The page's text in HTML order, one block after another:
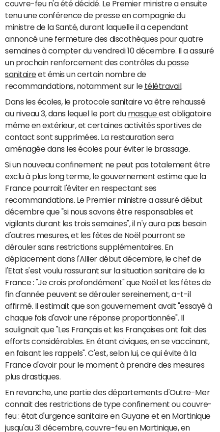
couvre-feu n'a été décidé. Le Premier ministre a ensuite
tenu une conférence de presse en compagnie du
ministre de la Santé, durant laquelle il a cependant
annoncé une fermeture des discothèques pour quatre
semaines à compter du vendredi 10 décembre. Il a assuré
un prochain renforcement des contrôles du passe
sanitaireet émis un certain nombre de
recommandations, notamment sur le télétravail
Dans les écoles, le protocole sanitaire va être rehaussé
au niveau 3, dans lequel le port du masqueest obligatoire
même en extérieur, et certaines activités sportives de
contact sont supprimées. La restauration sera
aménagée dans les écoles pour éviter le brassage.
Si un nouveau confinement ne peut pas totalement être
exclu à plus long terme, le gouvernement estime que la
France pourrait l'éviter en respectant ses
recommandations. Le Premier ministre a assuré début
décembre que "si nous savons être responsables et
vigilants durant les trois semaines", il n'y aura pas besoin
d'autres mesures, et les fêtes de Noël pourront se
dérouler sans restrictions supplémentaires. En
déplacement dans l'Allier début décembre, le chef de
l'Etat s'est voulu rassurant sur la situation sanitaire de la
France : "Je crois profondément" que Noël et les fêtes de
fin d'année peuvent se dérouler sereinement, a-t-il
affirmé. Il estimait que son gouvernement avait "essayé à
chaque fois d'avoir une réponse proportionnée". Il
soulignait que "Les Français et les Françaises ont fait des
efforts considérables. En étant civiques, en se vaccinant,
en faisant les rappels". C'est, selon lui, ce qui évite à la
France d'avoir pour le moment à prendre des mesures
plus drastiques.
En revanche, une partie des départements d'Outre-Mer
connait des restrictions de type confinement ou couvre-
feu : état d'urgence sanitaire en Guyane et en Martinique
jusqu'au 31 décembre, couvre-feu en Martinique, en